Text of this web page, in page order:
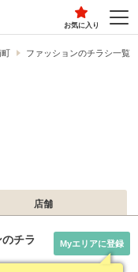
お気に入り
町 ファッションのチラシ一覧
店舗
チラ
Myエリアに登録